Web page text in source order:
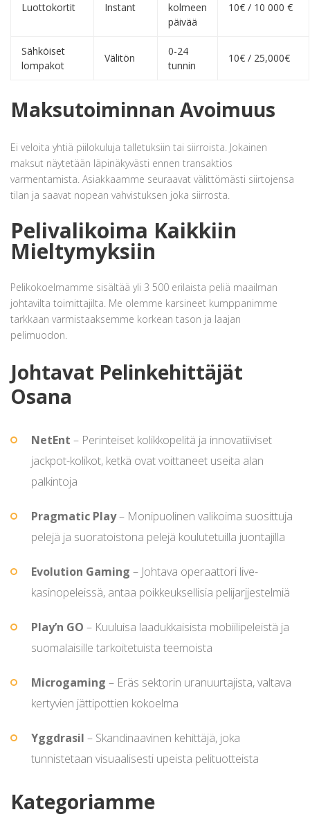
Luottokortit Instant
kolmeen
päivää
10€ / 10 000 €
Sähköiset
lompakot
Välitön
0-24
tunnin
10€ / 25,000€
Maksutoiminnan Avoimuus
Ei veloita yhtiä piilokuluja talletuksiin tai siirroista. Jokainen
maksut näytetään läpinäkyvästi ennen transaktios
varmentamista. Asiakkaamme seuraavat välittömästi siirtojensa
tilan ja saavat nopean vahvistuksen joka siirrosta.
Pelivalikoima Kaikkiin
Mieltymyksiin
Pelikokoelmamme sisältää yli 3 500 erilaista peliä maailman
johtavilta toimittajilta. Me olemme karsineet kumppanimme
tarkkaan varmistaaksemme korkean tason ja laajan
pelimuodon.
Johtavat Pelinkehittäjät
Osana
NetEnt – Perinteiset kolikkopelitä ja innovatiiviset
jackpot-kolikot, ketkä ovat voittaneet useita alan
palkintoja
Pragmatic Play– Monipuolinen valikoima suosittuja
pelejä ja suoratoistona pelejä koulutetuilla juontajilla
Evolution Gaming – Johtava operaattori live-
kasinopeleissä, antaa poikkeuksellisia pelijarjjestelmiä
Play’n GO – Kuuluisa laadukkaisista mobiilipeleistä ja
suomalaisille tarkoitetuista teemoista
Microgaming – Eräs sektorin uranuurtajista, valtava
kertyvien jättipottien kokoelma
Yggdrasil – Skandinaavinen kehittäjä, joka
tunnistetaan visuaalisesti upeista pelituotteista
Kategoriamme